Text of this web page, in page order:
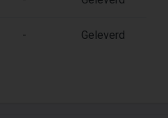
- Geleverd